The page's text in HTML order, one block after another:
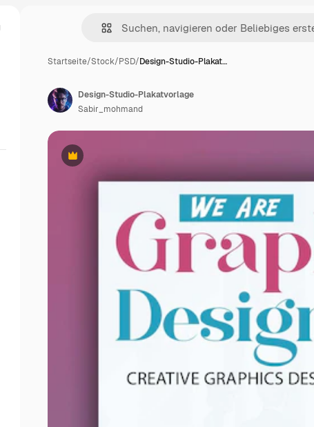
Startseite/Stock/PSD/Design-Studio-Plakat…
Premium
Design-Studio-Plakatvorlage
Sabir_mohmand